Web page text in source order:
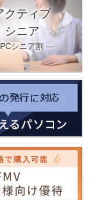
クティブ
シニア
シニア割 ―